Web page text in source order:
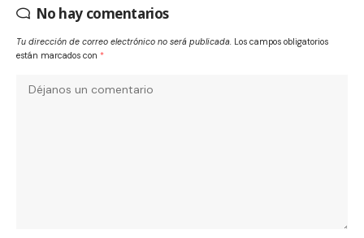
No hay comentarios
Tu dirección de correo electrónico no será publicada. Los campos obligatorios
están marcados con *